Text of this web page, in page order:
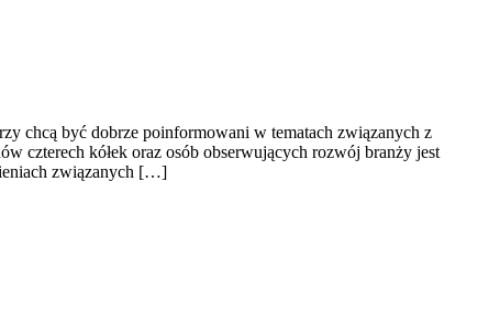
chcą być dobrze poinformowani w tematach związanych z
czterech kółek oraz osób obserwujących rozwój branży jest
związanych […]